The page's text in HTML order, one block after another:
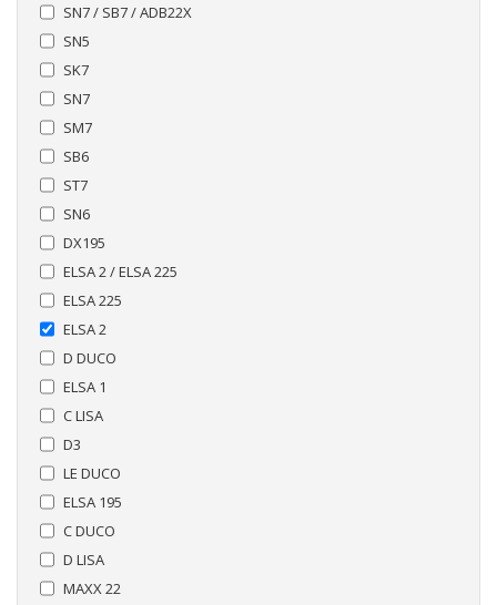
SN7 / SB7 / ADB22X
SN5
SK7
SN7
SM7
SB6
ST7
SN6
DX195
ELSA 2 / ELSA 225
ELSA 225
ELSA 2
D DUCO
ELSA 1
C LISA
D3
LE DUCO
ELSA 195
C DUCO
D LISA
MAXX 22